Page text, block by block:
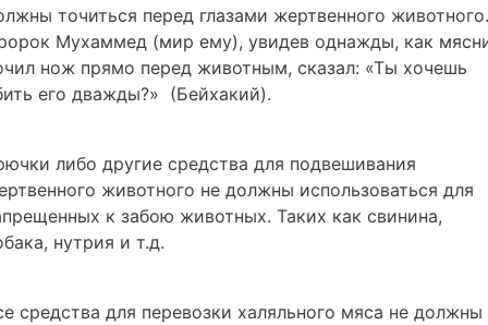
точиться перед глазами жертвенного животного.
Мухаммед (мир ему), увидев однажды, как
нож прямо перед животным, сказал: «Ты хочешь
его дважды?» (Бейхакий).
либо другие средства для подвешивания
животного не должны использоваться для
к забою животных. Таких как свинина,
нутрия и т.д.
средства для перевозки халяльного мяса не должны